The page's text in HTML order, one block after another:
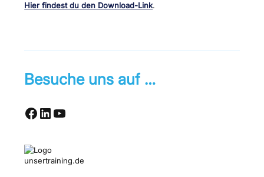
Hier findest du den Download-Link.
Besuche uns auf …
Facebook
LinkedInYouTube